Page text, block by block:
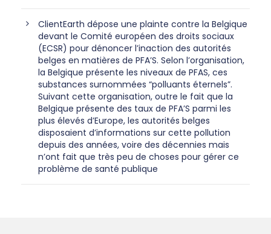
ClientEarth dépose une plainte contre la Belgique
devant le Comité européen des droits sociaux
(ECSR) pour dénoncer l’inaction des autorités
belges en matières de PFA’S. Selon l’organisation,
la Belgique présente les niveaux de PFAS, ces
substances surnommées “polluants éternels”.
Suivant cette organisation, outre le fait que la
Belgique présente des taux de PFA’S parmi les
plus élevés d’Europe, les autorités belges
disposaient d’informations sur cette pollution
depuis des années, voire des décennies mais
n’ont fait que très peu de choses pour gérer ce
problème de santé publique